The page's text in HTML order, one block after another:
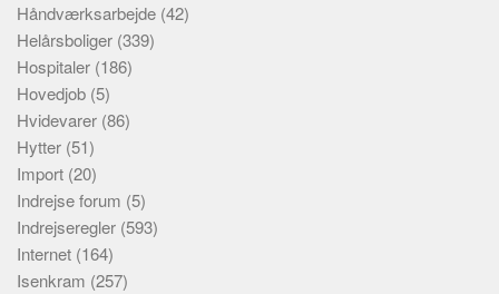
Håndværksarbejde (42)
Helårsboliger (339)
Hospitaler (186)
Hovedjob (5)
Hvidevarer (86)
Hytter (51)
Import (20)
Indrejse forum (5)
Indrejseregler (593)
Internet (164)
Isenkram (257)